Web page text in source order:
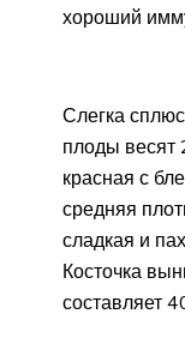
хороший
Слегка
плоды весят
красная с
средняя
сладкая и
Косточка
составляет